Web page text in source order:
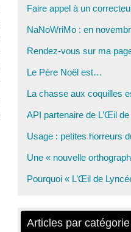
Faire appel à un
NaNoWriMo : en
Rendez-vous sur ma
Le Père Noël est…
La chasse aux coquilles
API partenaire de L’Œil
Usage : petites horreurs
Une « nouvelle
Pourquoi « L’Œil de
Articles par catégorie